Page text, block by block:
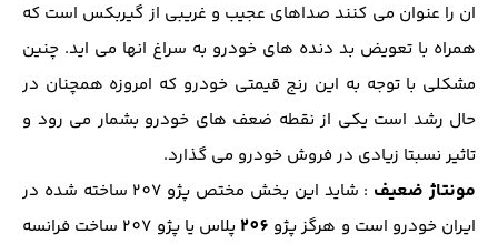
ان را عنوان می کنند صداهای عجیب و غریبی از گیربکس است که
همراه با تعویض بد دنده های خودرو به سراغ انها می اید. چنین
مشکلی با توجه به این رنج قیمتی خودرو که امروزه همچنان در
حال رشد است یکی از نقطه ضعف های خودرو بشمار می رود و
تاثیر نسبتا زیادی در فروش خودرو می گذارد.
مونتاژ ضعیف
: شاید این بخش مختص پژو 207 ساخته شده در
ایران خودرو است و هرگز پژو 206 پلاس یا پژو 207 ساخت فرانسه